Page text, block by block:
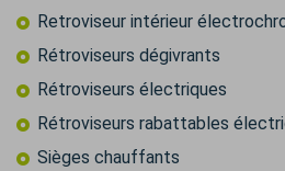
Retroviseur intérieur
Rétroviseurs dégivrants
Rétroviseurs électriques
Rétroviseurs rabattables
Sièges chauffants